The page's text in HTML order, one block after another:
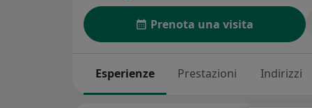
Prenota una visita
Esperienze Prestazioni Indirizzi